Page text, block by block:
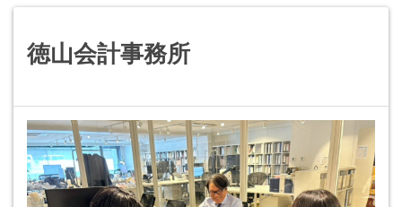
徳山会計事務所